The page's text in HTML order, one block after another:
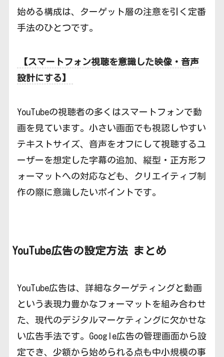
始める構成は、ターゲット層の注意を引く定番
手法のひとつです。
【スマートフォン視聴を意識した映像・音声
設計にする】
YouTubeの視聴者の多くはスマートフォンで動
画を見ています。小さい画面でも視認しやすい
テキストサイズ、音声をオフにして視聴するユ
ーザーを想定した字幕の追加、縦型・正方形フ
ォーマットへの対応なども、クリエイティブ制
作の際に意識したいポイントです。
YouTube広告の設定方法 まとめ
YouTube広告は、詳細なターゲティングと動画
という表現力豊かなフォーマットを組み合わせ
た、現代のデジタルマーケティングに欠かせな
い広告手法です。Google広告の管理画面から設
定でき、少額から始められる点も中小規模の事